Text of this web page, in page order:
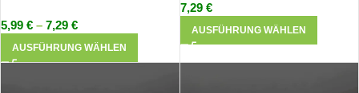
5,99 € – 7,29 €
AUSFÜHRUNG WÄHLEN
7,29 €
AUSFÜHRUNG WÄHLEN